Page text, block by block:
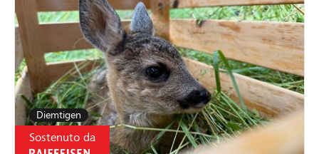
Diemtigen
Sostenuto da